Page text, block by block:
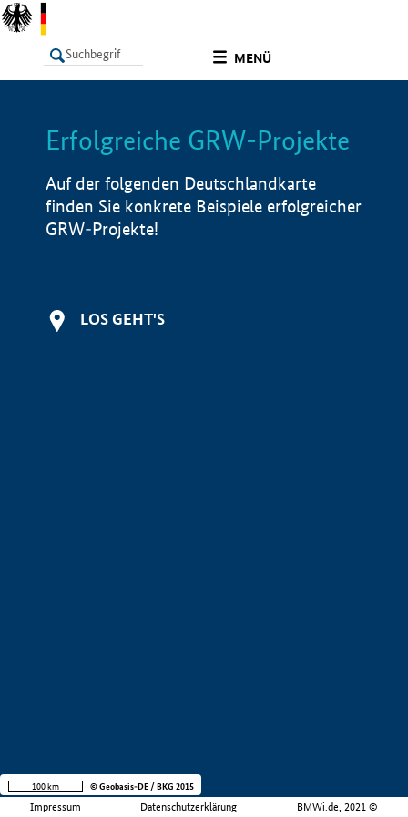
MENÜ
LISTE Info
Erfolgreiche GRW-Projekte
Auf der folgenden Deutschlandkarte
finden Sie konkrete Beispiele erfolgreicher
GRW-Projekte!
LOS GEHT'S
Impressum Datenschutzerklärung BMWi.de, 2021 ©
100 km © Geobasis-DE / BKG 2015